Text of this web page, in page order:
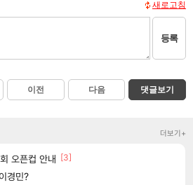
새로고침
등록
이전 다음 댓글보기
더보기+
오픈컵 안내 [3]
경민?